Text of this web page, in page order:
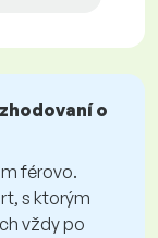
o
férovo.
s ktorým
vždy po